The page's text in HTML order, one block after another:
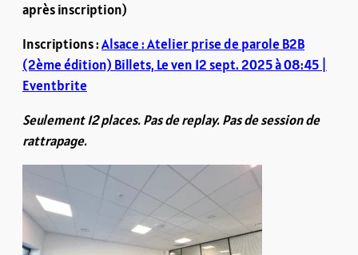
après inscription)
Inscriptions :Alsace : Atelier prise de parole B2B
(2ème édition) Billets, Le ven 12 sept. 2025 à 08:45 |
Eventbrite
Seulement 12 places. Pas de replay. Pas de session de
rattrapage.